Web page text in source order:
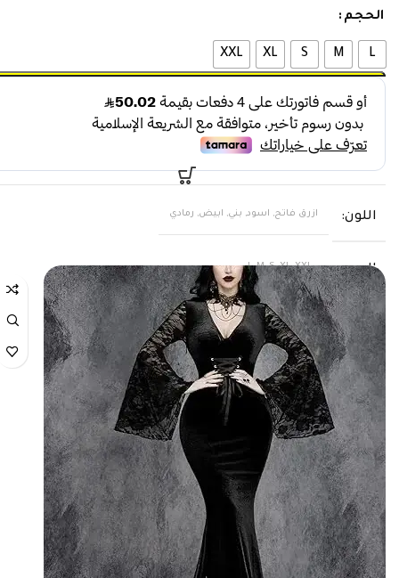
الحجم
L
M
S
XL
XXL
اللون ازرق فاتح, اسود, بني, ابيض, رمادي
الحجم L, M, S, XL, XXL